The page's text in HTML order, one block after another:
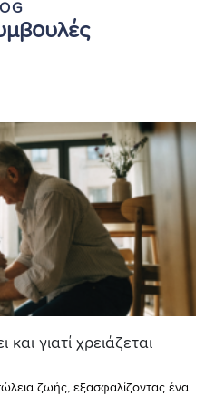
γιατί χρειάζεται
ζωής, εξασφαλίζοντας ένα